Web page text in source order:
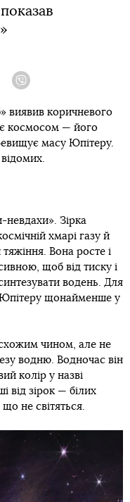
Telegram
виявив коричневого
космосом — його
масу Юпітеру.
невдахи». Зірка
хмарі газу й
Вона росте і
щоб від тиску і
водень. Для
Юпітеру щонайменше у
чином, але не
водню. Водночас він
колір у назві
від зірок — білих
не світяться.